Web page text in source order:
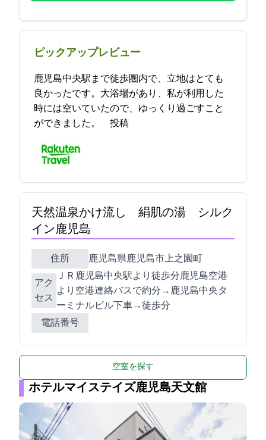
ピックアップレビュー
鹿児島中央駅まで徒歩圏内で、立地はとても
良かったです。大浴場があり、私が利用した
時には空いていたので、ゆっくり過ごすこと
ができました。 2021-11-09 07:52:32投稿
天然温泉かけ流し 絹肌の湯 シルク
イン鹿児島
住所 鹿児島県鹿児島市上之園町19-30
アク
セス
ＪＲ鹿児島中央駅より徒歩5分/鹿児島空港
より空港連絡バスで約50分→鹿児島中央タ
ーミナルビル下車→徒歩1分
電話番号
空室を探す
ホテルマイステイズ鹿児島天文館